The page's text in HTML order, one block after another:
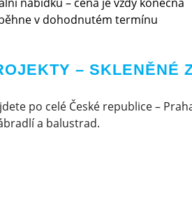
v dohodnutém termínu
– SKLENĚNÉ
po celé České republice –
a balustrad.